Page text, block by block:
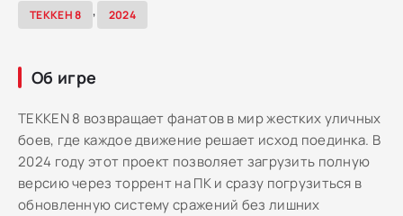
ТЕККЕН 8 , 2024
Об игре
TEKKEN 8 возвращает фанатов в мир жестких уличных
боев, где каждое движение решает исход поединка. В
2024 году этот проект позволяет загрузить полную
версию через торрент на ПК и сразу погрузиться в
обновленную систему сражений без лишних